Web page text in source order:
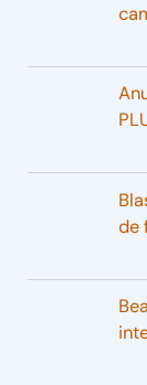
de